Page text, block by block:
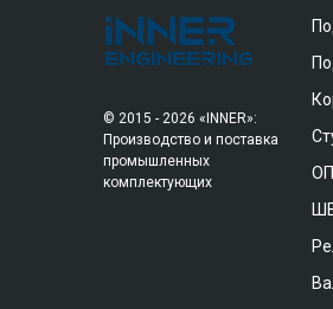
© 2015 - 2026 «INNER»:
Производство и поставка
промышленных
комплектующих